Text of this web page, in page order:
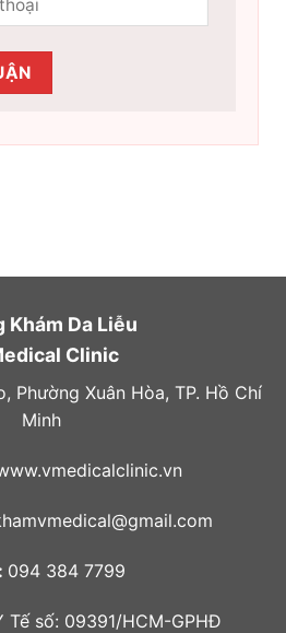
Khám Da Liễu
Clinic
Phường Xuân Hòa, TP. Hồ Chí
Minh
094 384 7799
Tế số: 09391/HCM-GPHĐ